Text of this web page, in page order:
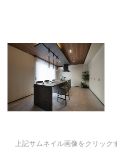
上記サムネイル画像をクリック